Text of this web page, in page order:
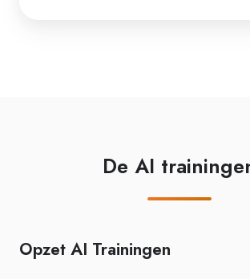
De AI
Opzet AI Trainingen